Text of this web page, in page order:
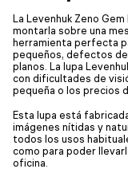
La Levenhuk Zeno
montarla sobre una
herramienta perfecta
pequeños, defectos
planos. La lupa
con dificultades de
pequeña o los precios
Esta lupa está
imágenes nítidas y
todos los usos
como para poder
oficina.